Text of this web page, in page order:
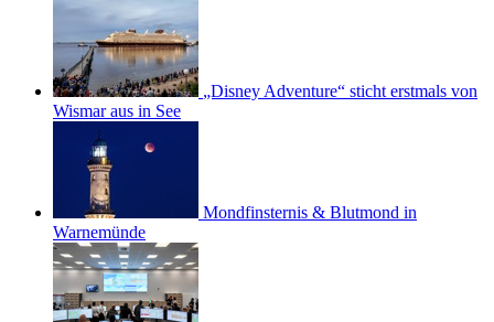
„Disney Adventure“ sticht erstmals von
Wismar aus in See
Mondfinsternis & Blutmond in
Warnemünde